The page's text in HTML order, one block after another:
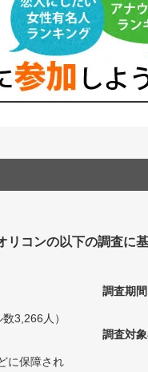
コンの以下の調査に基
3,266人）
に保障され
調査期間
調査対